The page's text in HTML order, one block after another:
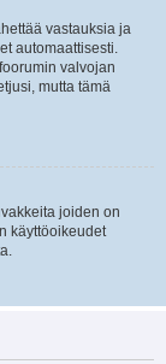
vastauksia ja
automaattisesti.
valvojan
mutta tämä
joiden on
käyttöoikeudet